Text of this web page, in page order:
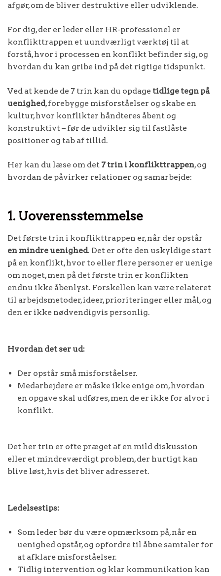
afgør, om de bliver destruktive eller udviklende.
For dig, der er leder eller HR-professionel er
konflikttrappen et uundværligt værktøj til at
forstå, hvor i processen en konflikt befinder sig, og
hvordan du kan gribe ind på det rigtige tidspunkt.
Ved at kende de 7 trin kan du opdage tidlige tegn på
uenighed, forebygge misforståelser og skabe en
kultur, hvor konflikter håndteres åbent og
konstruktivt – før de udvikler sig til fastlåste
positioner og tab af tillid.
Her kan du læse om det 7 trin i konflikttrappen, og
hvordan de påvirker relationer og samarbejde:
1. Uoverensstemmelse
Det første trin i konflikttrappen er, når der opstår
en mindre uenighed. Det er ofte den uskyldige start
på en konflikt, hvor to eller flere personer er uenige
om noget, men på det første trin er konflikten
endnu ikke åbenlyst. Forskellen kan være relateret
til arbejdsmetoder, ideer, prioriteringer eller mål, og
den er ikke nødvendigvis personlig.
Hvordan det ser ud:
Der opstår små misforståelser.
Medarbejdere er måske ikke enige om, hvordan
en opgave skal udføres, men de er ikke for alvor i
konflikt.
Det her trin er ofte præget af en mild diskussion
eller et mindreværdigt problem, der hurtigt kan
blive løst, hvis det bliver adresseret.
Ledelsestips:
Som leder bør du være opmærksom på, når en
uenighed opstår, og opfordre til åbne samtaler for
at afklare misforståelser.
Tidlig intervention og klar kommunikation kan